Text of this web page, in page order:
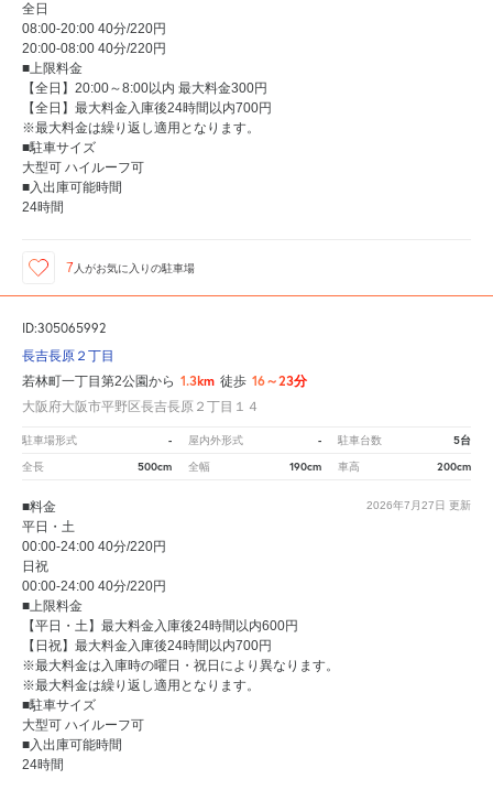
全日
08:00-20:00 40分/220円
20:00-08:00 40分/220円
■上限料金
【全日】20:00～8:00以内 最大料金300円
【全日】最大料金入庫後24時間以内700円
※最大料金は繰り返し適用となります。
■駐車サイズ
大型可 ハイルーフ可
■入出庫可能時間
24時間
7 人がお気に入りの駐車場
ID:305065992
長吉長原２丁目
若林町一丁目第2公園から 1.3km 徒歩 16～23分
大阪府大阪市平野区長吉長原２丁目１４
駐車場形式 - 屋内外形式 - 駐車台数 5台
全長 500cm 全幅 190cm 車高 200cm
2026年7月27日 更新
■料金
平日・土
00:00-24:00 40分/220円
日祝
00:00-24:00 40分/220円
■上限料金
【平日・土】最大料金入庫後24時間以内600円
【日祝】最大料金入庫後24時間以内700円
※最大料金は入庫時の曜日・祝日により異なります。
※最大料金は繰り返し適用となります。
■駐車サイズ
大型可 ハイルーフ可
■入出庫可能時間
24時間